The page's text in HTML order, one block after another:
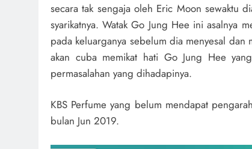
secara tak sengaja oleh Eric Moon sewaktu
syarikatnya. Watak Go Jung Hee ini asalnya
pada keluarganya sebelum dia menyesal
akan cuba memikat hati Go Jung Hee
permasalahan yang dihadapinya.
KBS Perfume yang belum mendapat
bulan Jun 2019.